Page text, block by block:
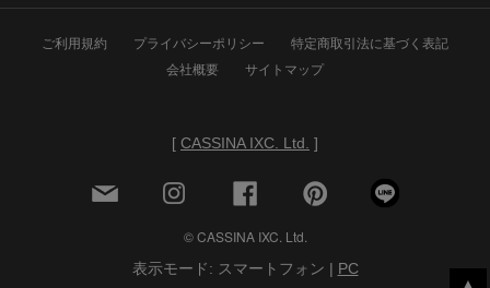
▲
ご利用規約 プライバシーポリシー
特定商取引法に基づく表記
会社概要
サイトマップ
[ CASSINA IXC. Ltd. ]
© CASSINA IXC. Ltd.
表示モード: スマートフォン | PC